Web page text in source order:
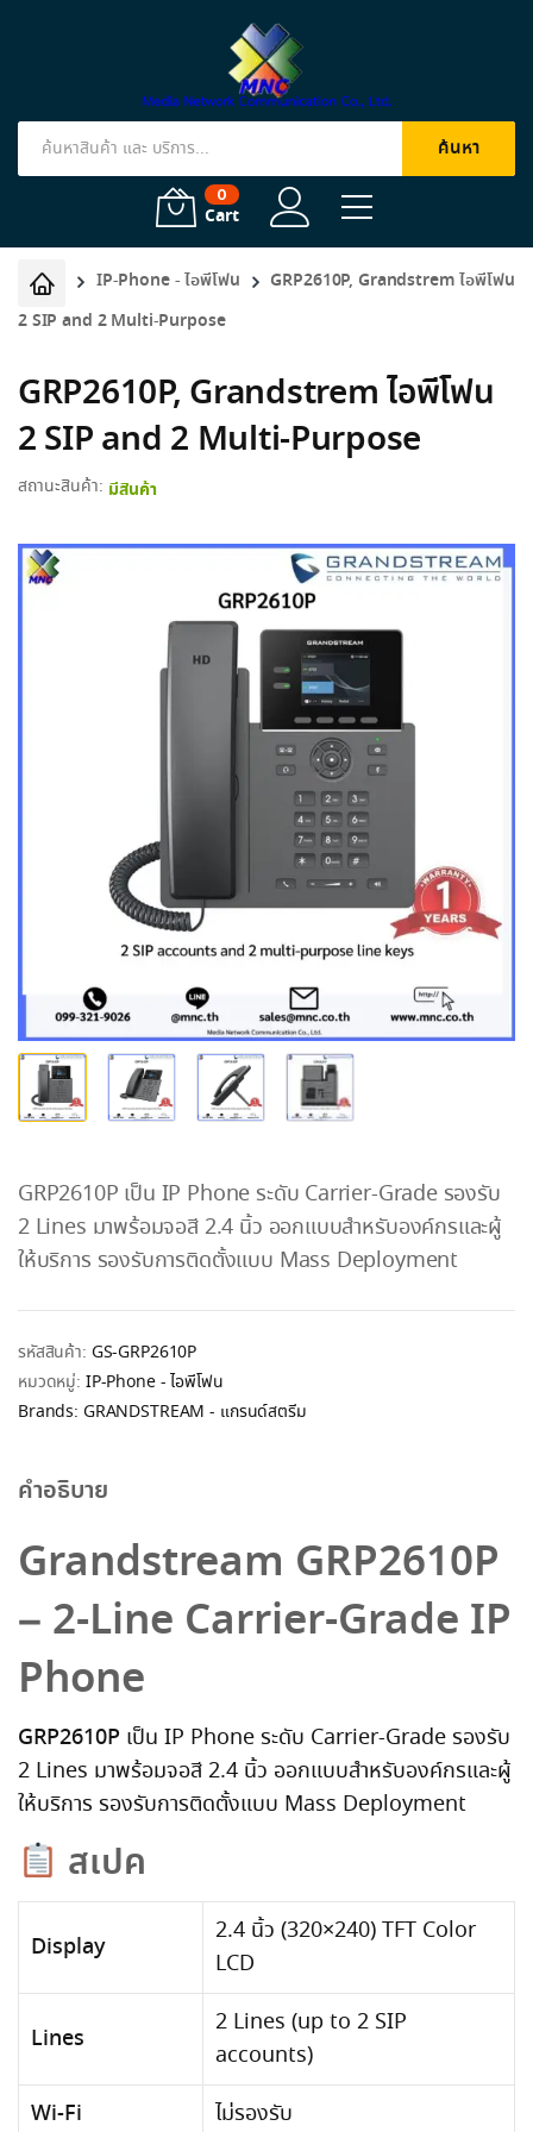
Products
ค้นหา
0
Cart
IP-Phone - ไอพีโฟน
GRP2610P, Grandstrem ไอพีโฟน
2 SIP and 2 Multi-Purpose
GRP2610P, Grandstrem ไอพีโฟน
2 SIP and 2 Multi-Purpose
สถานะสินค้า: มีสินค้า
GRP2610P เป็น IP Phone ระดับ Carrier-Grade รองรับ
2 Lines มาพร้อมจอสี 2.4 นิ้ว ออกแบบสำหรับองค์กรและผู้
ให้บริการ รองรับการติดตั้งแบบ Mass Deployment
รหัสสินค้า: GS-GRP2610P
หมวดหมู่: IP-Phone - ไอพีโฟน
Brands: GRANDSTREAM - แกรนด์สตรีม
คำอธิบาย
Grandstream GRP2610P
– 2-Line Carrier-Grade IP
Phone
GRP2610P เป็น IP Phone ระดับ Carrier-Grade รองรับ
2 Lines มาพร้อมจอสี 2.4 นิ้ว ออกแบบสำหรับองค์กรและผู้
ให้บริการ รองรับการติดตั้งแบบ Mass Deployment
สเปค
Display
2.4 นิ้ว (320×240) TFT Color
LCD
Lines
2 Lines (up to 2 SIP
accounts)
Wi-Fi
ไม่รองรับ